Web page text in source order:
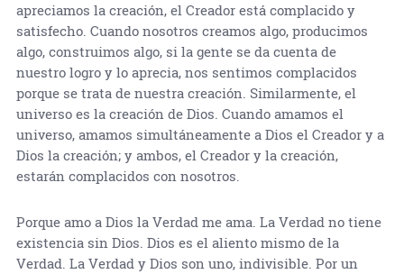
apreciamos la creación, el Creador está complacido y
satisfecho. Cuando nosotros creamos algo, producimos
algo, construimos algo, si la gente se da cuenta de
nuestro logro y lo aprecia, nos sentimos complacidos
porque se trata de nuestra creación. Similarmente, el
universo es la creación de Dios. Cuando amamos el
universo, amamos simultáneamente a Dios el Creador y a
Dios la creación; y ambos, el Creador y la creación,
estarán complacidos con nosotros.
Porque amo a Dios la Verdad me ama. La Verdad no tiene
existencia sin Dios. Dios es el aliento mismo de la
Verdad. La Verdad y Dios son uno, indivisible. Por un